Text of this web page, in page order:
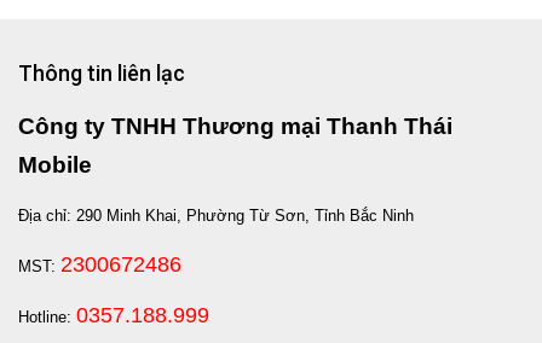
Thông tin liên lạc
Công ty TNHH Thương mại Thanh Thái
Mobile
Địa chỉ: 290 Minh Khai, Phường Từ Sơn, Tỉnh Bắc Ninh
MST: 2300672486
Hotline: 0357.188.999